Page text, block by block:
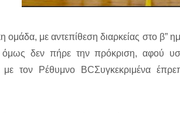
ομάδα, με αντεπίθεση διαρκείας στο β”
δεν πήρε την πρόκριση, αφού
με τον Ρέθυμνο BCΣυγκεκριμένα